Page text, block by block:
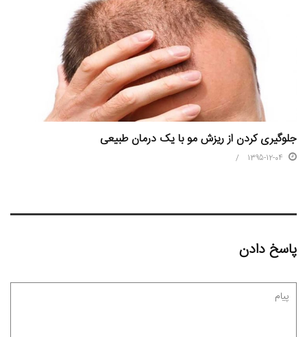
جلوگیری کردن از ریزش مو با یک درمان طبیعی
1395-12-04
پاسخ دادن